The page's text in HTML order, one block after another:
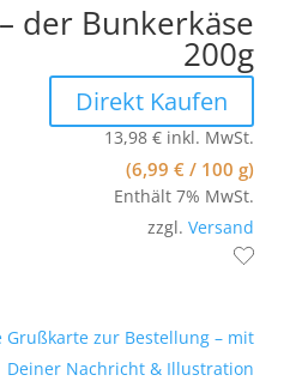
der Bunkerkäse
200g
Direkt Kaufen
13,98€ inkl. MwSt.
(6,99€ / 100 g)
Enthält 7% MwSt.
zzgl.Versand